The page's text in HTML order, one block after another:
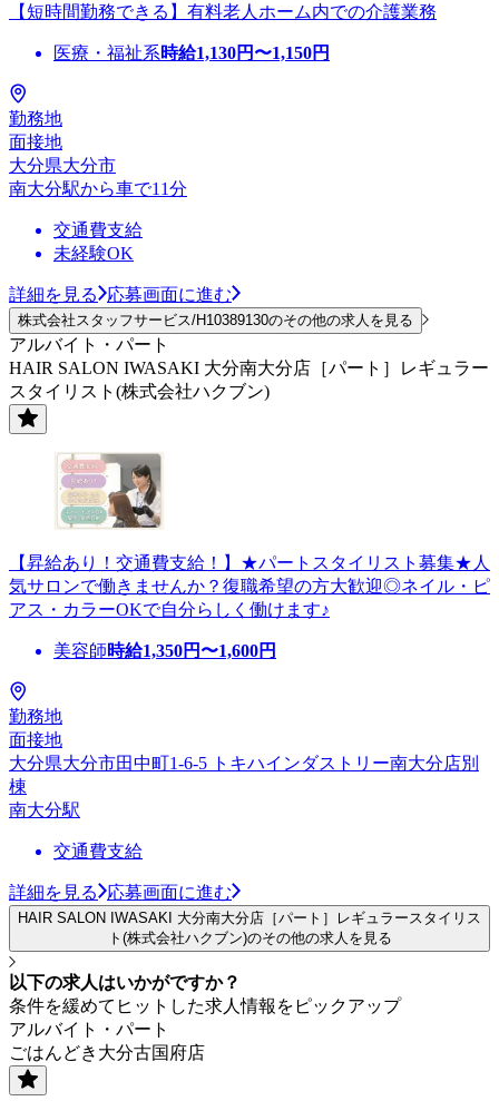
【短時間勤務できる】有料老人ホーム内での介護業務
医療・福祉系時給1,130円〜1,150円
勤務地
面接地
大分県大分市
南大分駅から車で11分
交通費支給
未経験OK
詳細を見る 応募画面に進む
株式会社スタッフサービス/H10389130のその他の求人を見る
アルバイト・パート
HAIR SALON IWASAKI 大分南大分店［パート］レギュラー
スタイリスト(株式会社ハクブン)
【昇給あり！交通費支給！】★パートスタイリスト募集★人
気サロンで働きませんか？復職希望の方大歓迎◎ネイル・ピ
アス・カラーOKで自分らしく働けます♪
美容師時給1,350円〜1,600円
勤務地
面接地
大分県大分市田中町1-6-5 トキハインダストリー南大分店別
棟
南大分駅
交通費支給
詳細を見る 応募画面に進む
HAIR SALON IWASAKI 大分南大分店［パート］レギュラースタイリス
ト(株式会社ハクブン)のその他の求人を見る
以下の求人はいかがですか？
条件を緩めてヒットした求人情報をピックアップ
アルバイト・パート
ごはんどき大分古国府店